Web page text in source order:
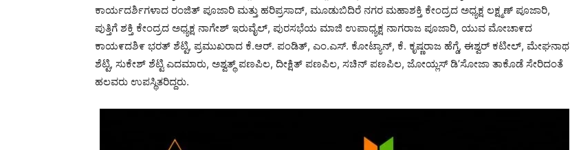
ಕಾರ್ಯದರ್ಶಿಗಳಾದ ರಂಜಿತ್ ಪೂಜಾರಿ ಮತ್ತು ಹರಿಪ್ರಸಾದ್, ಮೂಡುಬಿದಿರೆ ನಗರ ಮಹಾಶಕ್ತಿ ಕೇಂದ್ರದ ಅಧ್ಯಕ್ಷ ಲಕ್ಷ್ಮಣ್ ಪೂಜಾರಿ,
ಪುತ್ತಿಗೆ ಶಕ್ತಿ ಕೇಂದ್ರದ ಅಧ್ಯಕ್ಷ ನಾಗೇಶ್ ಇರುವೈಲ್, ಪುರಸಭೆಯ ಮಾಜಿ ಉಪಾಧ್ಯಕ್ಷ ನಾಗರಾಜ ಪೂಜಾರಿ, ಯುವ ಮೋಚಾ೯ದ
ಕಾಯ೯ದಶಿ೯ ಭರತ್ ಶೆಟ್ಟಿ, ಪ್ರಮುಖರಾದ ಕೆ.ಆರ್. ಪಂಡಿತ್, ಎಂ.ಎಸ್. ಕೋಟ್ಯಾನ್, ಕೆ. ಕೃಷ್ಣರಾಜ ಹೆಗ್ಡೆ, ಈಶ್ವರ್ ಕಟೀಲ್, ಮೇಘನಾಥ
ಶೆಟ್ಟಿ, ಸುಕೇಶ್ ಶೆಟ್ಟಿ ಎದಮಾರು, ಅಶ್ವತ್ಥ್ ಪಣಪಿಲ, ದೀಕ್ಷಿತ್ ಪಣಪಿಲ, ಸಚಿನ್ ಪಣಪಿಲ, ಜೋಯ್ಲಸ್ ಡಿ’ಸೋಜಾ ತಾಕೊಡೆ ಸೇರಿದಂತೆ
ಹಲವರು ಉಪಸ್ಥಿತರಿದ್ದರು.